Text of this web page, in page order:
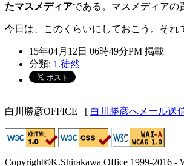
たマスメディアである。マスメディアの
今日は、このくらいにしておこう。それ
15年04月12日 06時49分PM 掲載
分類: 1.徒然
白川勝彦OFFICE [ 白川勝彦へメール送
Copyright©K.Shirakawa Office 1999-2016 -